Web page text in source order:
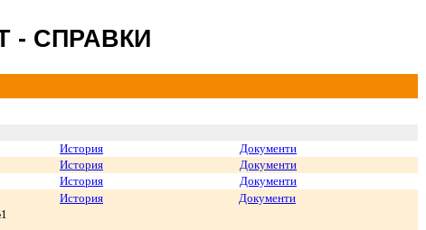
- СПРАВКИ
История
Документи
История
Документи
История
Документи
История
Документи